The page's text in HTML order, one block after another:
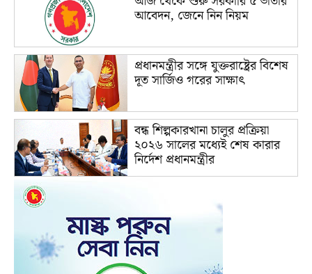
আবেদন, জেনে নিন নিয়ম
প্রধানমন্ত্রীর সঙ্গে যুক্তরাষ্ট্রের বিশেষ
দূত সার্জিও গরের সাক্ষাৎ
বন্ধ শিল্পকারখানা চালুর প্রক্রিয়া
২০২৬ সালের মধ্যেই শেষ কারার
নির্দেশ প্রধানমন্ত্রীর